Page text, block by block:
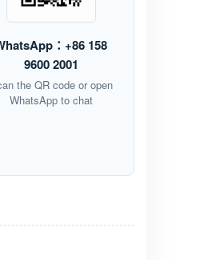
：+86 158
9600 2001
the QR code or open
WhatsApp to chat